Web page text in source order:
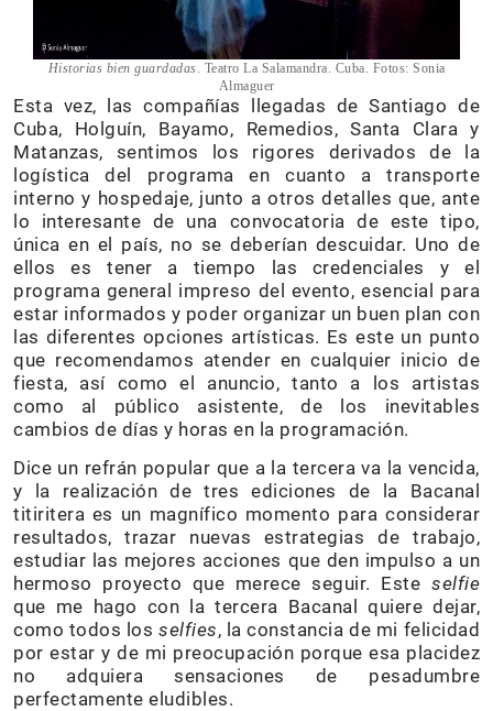
Historias bien guardadas . Teatro La Salamandra. Cuba. Fotos: Sonia
Almaguer
Esta vez, las compañías llegadas de Santiago de
Cuba, Holguín, Bayamo, Remedios, Santa Clara y
Matanzas, sentimos los rigores derivados de la
logística del programa en cuanto a transporte
interno y hospedaje, junto a otros detalles que, ante
lo interesante de una convocatoria de este tipo,
única en el país, no se deberían descuidar. Uno de
ellos es tener a tiempo las credenciales y el
programa general impreso del evento, esencial para
estar informados y poder organizar un buen plan con
las diferentes opciones artísticas. Es este un punto
que recomendamos atender en cualquier inicio de
fiesta, así como el anuncio, tanto a los artistas
como al público asistente, de los inevitables
cambios de días y horas en la programación.
Dice un refrán popular que a la tercera va la vencida,
y la realización de tres ediciones de la Bacanal
titiritera es un magnífico momento para considerar
resultados, trazar nuevas estrategias de trabajo,
estudiar las mejores acciones que den impulso a un
hermoso proyecto que merece seguir. Este selfie
que me hago con la tercera Bacanal quiere dejar,
como todos losselfies, la constancia de mi felicidad
por estar y de mi preocupación porque esa placidez
no adquiera sensaciones de pesadumbre
perfectamente eludibles.